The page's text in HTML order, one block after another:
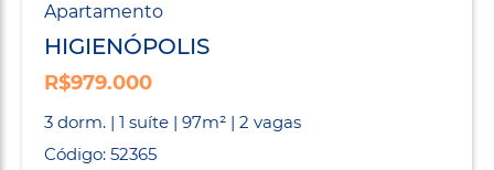
Apartamento
HIGIENÓPOLIS
R$979.000
3 dorm. | 1 suíte | 97m² | 2 vagas
Código: 52365